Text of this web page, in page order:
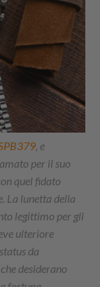
, e
per il suo
quel fidato
La lunetta della
legittimo per gli
ulteriore
da
desiderano